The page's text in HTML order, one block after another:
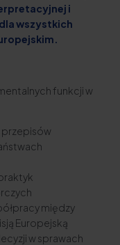
i
wszystkich
funkcji w
między
Europejską
w sprawach